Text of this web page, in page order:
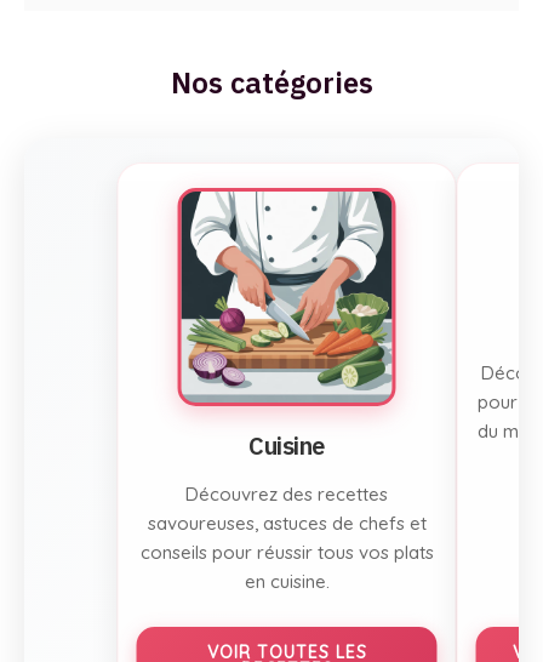
Nos catégories
Cuisine
Découvrez des recettes
savoureuses, astuces de chefs et
conseils pour réussir tous vos plats
en cuisine.
VOIR TOUTES LES
pour
du